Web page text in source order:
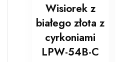
Wisiorek z
białego złota z
cyrkoniami
LPW-54B-C